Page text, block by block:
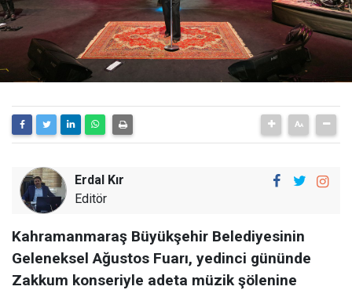
Erdal Kır
Editör
Kahramanmaraş Büyükşehir Belediyesinin
Geleneksel Ağustos Fuarı, yedinci gününde
Zakkum konseriyle adeta müzik şölenine